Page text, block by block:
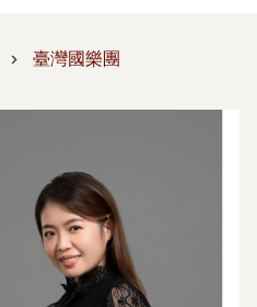
臺灣國樂團